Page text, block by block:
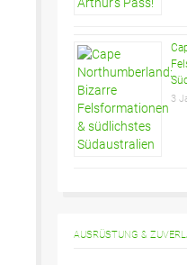
3
AUSRÜSTUNG &